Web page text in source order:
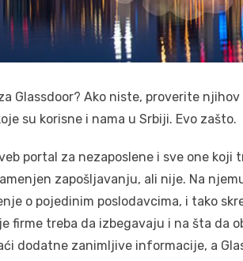
Glassdoor? Ako niste, proverite
su korisne i nama u Srbiji. Evo zašto.
portal za nezaposlene i sve one koji
zapošljavanju, ali nije. Na
o pojedinim poslodavcima, i tako
firme treba da izbegavaju i na šta da
dodatne zanimljive informacije, a